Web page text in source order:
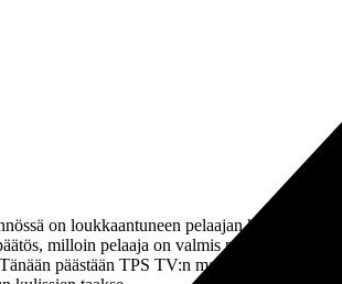
on loukkaantuneen pelaajan kuntoutus?
milloin pelaaja on valmis palaamaan
päästään TPS TV:n matkassa